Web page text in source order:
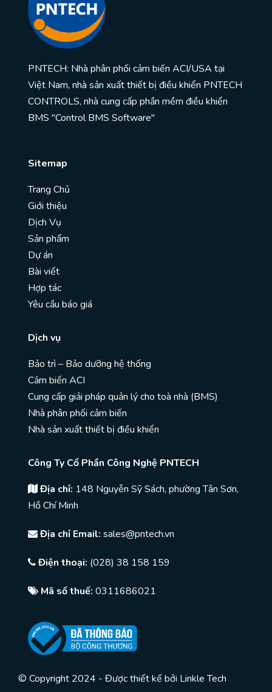
PNTECH: Nhà phân phối cảm biến ACI/USA tại
Việt Nam, nhà sản xuất thiết bị điều khiển PNTECH
CONTROLS, nhà cung cấp phần mềm điều khiển
BMS "Control BMS Software"
Sitemap
Trang Chủ
Giới thiệu
Dịch Vụ
Sản phẩm
Dự án
Bài viết
Hợp tác
Yêu cầu báo giá
Dịch vụ
Bảo trì – Bảo dưỡng hệ thống
Cảm biến ACI
Cung cấp giải pháp quản lý cho toà nhà (BMS)
Nhà phân phối cảm biến
Nhà sản xuất thiết bị điều khiển
Công Ty Cổ Phần Công Nghệ PNTECH
Địa chỉ: 148 Nguyễn Sỹ Sách, phường Tân Sơn,
Hồ Chí Minh
Địa chỉ Email: sales@pntech.vn
Điện thoại: (028) 38 158 159
Mã số thuế: 0311686021
© Copyright 2024 - Được thiết kế bởi Linkle Tech